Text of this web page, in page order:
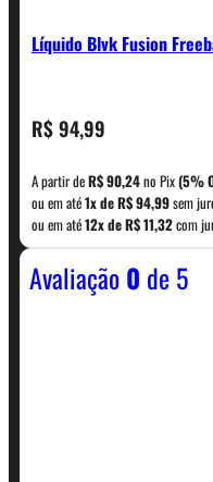
Líquido Blvk Fusion
R$94,99
A partir deR$90,24no Pix(5%
ou em até1x deR$94,99sem
ou em até12x deR$11,32com
Avaliação0 de 5
CONTATO
WhatsApp: (11)
Horário: Política